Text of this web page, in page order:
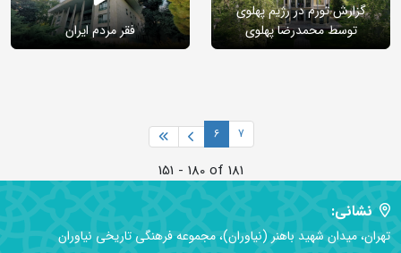
فقر مردم ایران
گزارش تورم در رژیم پهلوی
توسط محمدرضا پهلوی
6 7
151 - 180 of 181
نشانی:
تهران، میدان شهید باهنر (نیاوران)، مجموعه فرهنگی تاریخی نیاوران